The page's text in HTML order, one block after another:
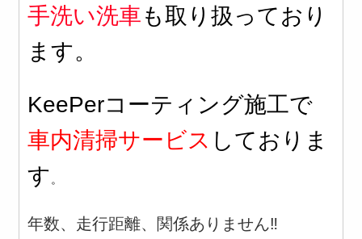
手洗い洗車も取り扱っており
ます。
KeePerコーティング施工で
車内清掃サービス しておりま
す 。
年数、走行距離、関係ありません‼️